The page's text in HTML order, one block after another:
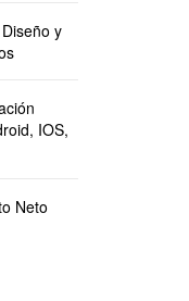
Diseño y
IOS,
Neto